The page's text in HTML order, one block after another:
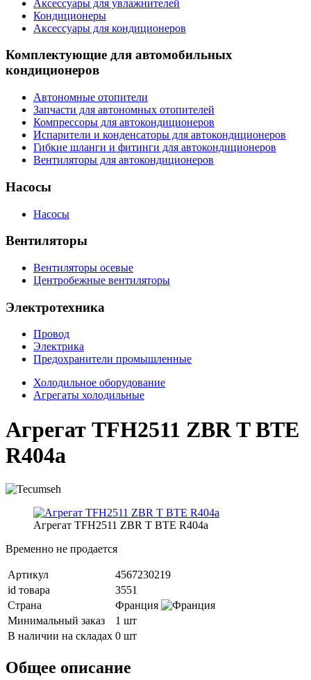
Аксессуары для увлажнителей
Кондиционеры
Аксессуары для кондиционеров
Комплектующие для автомобильных
кондиционеров
Автономные отопители
Запчасти для автономных отопителей
Компрессоры для автокондиционеров
Испарители и конденсаторы для автокондиционеров
Гибкие шланги и фитинги для автокондиционеров
Вентиляторы для автокондиционеров
Насосы
Насосы
Вентиляторы
Вентиляторы осевые
Центробежные вентиляторы
Электротехника
Провод
Электрика
Предохранители промышленные
Холодильное оборудование
Агрегаты холодильные
Агрегат TFH2511 ZBR T BTE
R404a
Агрегат TFH2511 ZBR T BTE R404a
Временно не продается
Артикул
4567230219
id товара
3551
Страна
Франция
Минимальный заказ
1 шт
В наличии на складах 0 шт
Общее описание